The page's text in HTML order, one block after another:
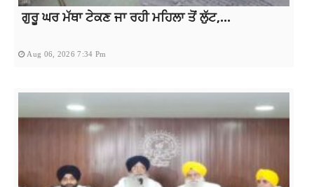
ਗੁਰੂ ਘਰ ਮੱਥਾ ਟੇਕਣ ਜਾ ਰਹੀ ਮਹਿਲਾ ਤੋਂ ਲੁੱਟ,...
Aug 06, 2026 7:34 Pm